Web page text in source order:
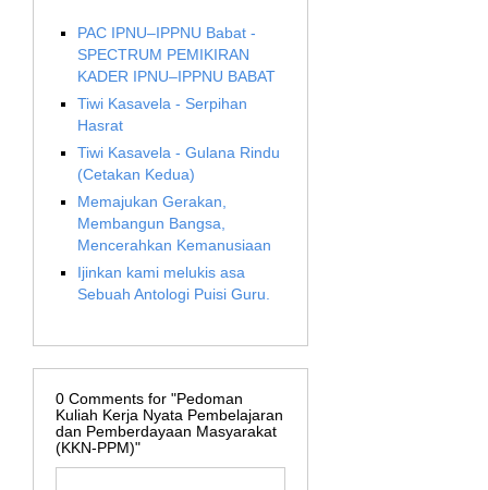
PAC IPNU–IPPNU Babat -
SPECTRUM PEMIKIRAN
KADER IPNU–IPPNU BABAT
Tiwi Kasavela - Serpihan
Hasrat
Tiwi Kasavela - Gulana Rindu
(Cetakan Kedua)
Memajukan Gerakan,
Membangun Bangsa,
Mencerahkan Kemanusiaan
Ijinkan kami melukis asa
Sebuah Antologi Puisi Guru.
0 Comments for "Pedoman
Kuliah Kerja Nyata Pembelajaran
dan Pemberdayaan Masyarakat
(KKN-PPM)"